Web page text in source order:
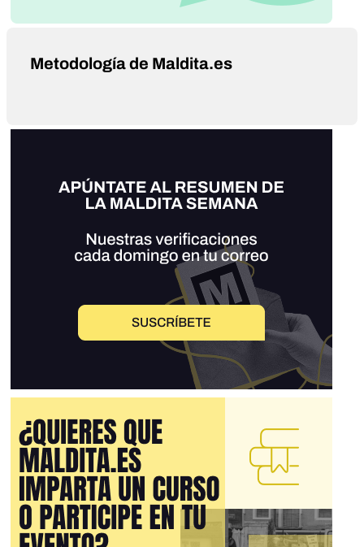
Metodología de Maldita.es